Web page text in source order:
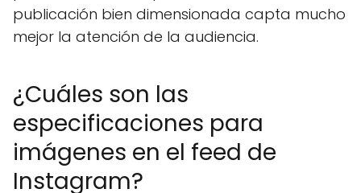
publicación bien dimensionada capta mucho
mejor la atención de la audiencia.
¿Cuáles son las
especificaciones para
imágenes en el feed de
Instagram?